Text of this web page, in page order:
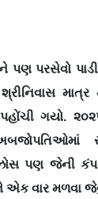
પરસેવો પાડી
ગયો.
પણ જેની
એક વાર મળવા